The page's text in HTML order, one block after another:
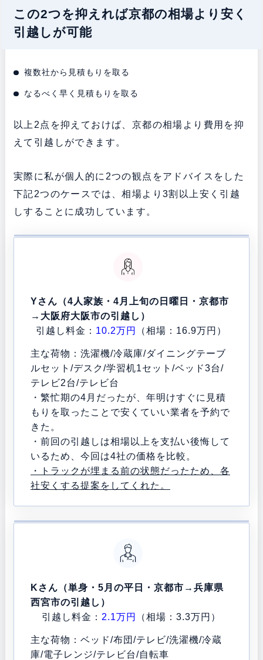
この2つを抑えれば京都の相場より安く
引越しが可能
複数社から見積もりを取る
なるべく早く見積もりを取る
以上2点を抑えておけば、京都の相場より費用を抑
えて引越しができます。
実際に私が個人的に2つの観点をアドバイスをした
下記2つのケースでは、相場より3割以上安く引越
しすることに成功しています。
Yさん（4人家族・4月上旬の日曜日・京都市
→大阪府大阪市の引越し）
引越し料金： 10.2万円 （相場：16.9万円）
主な荷物：洗濯機/冷蔵庫/ダイニングテーブ
ルセット/デスク/学習机1セット/ベッド3台/
テレビ2台/テレビ台
・繁忙期の4月だったが、年明けすぐに見積
もりを取ったことで安くていい業者を予約で
きた。
・前回の引越しは相場以上を支払い後悔して
いるため、今回は4社の価格を比較。
・トラックが埋まる前の状態だったため、各
社安くする提案をしてくれた。
Kさん（単身・5月の平日・京都市→兵庫県
西宮市の引越し）
引越し料金： 2.1万円 （相場：3.3万円）
主な荷物：ベッド/布団/テレビ/洗濯機/冷蔵
庫/電子レンジ/テレビ台/自転車